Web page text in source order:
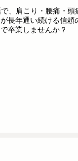
、肩こり・腰痛・
長年通い続ける信
卒業しませんか？